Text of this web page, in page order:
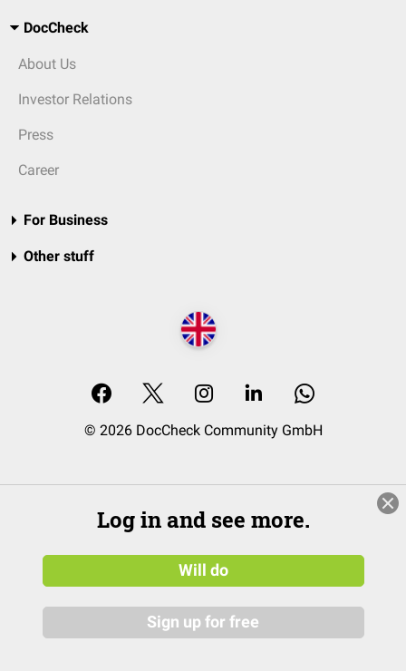
DocCheck
About Us
Investor Relations
Press
Career
For Business
Other stuff
© 2026 DocCheck Community GmbH
Log in and see more.
Will do
Sign up for free